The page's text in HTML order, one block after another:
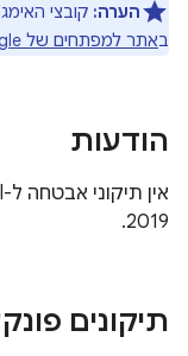
הערה:
באתר למפתחים של Google
הודעות
2019.
תיקונים